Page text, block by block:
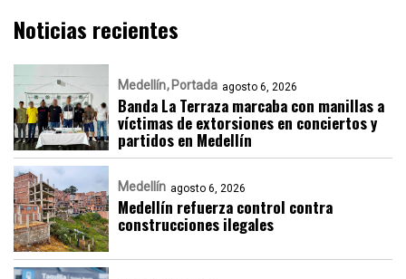
Noticias recientes
Medellín Portada agosto 6, 2026
Banda La Terraza marcaba con manillas a
víctimas de extorsiones en conciertos y
partidos en Medellín
Medellín agosto 6, 2026
Medellín refuerza control contra
construcciones ilegales